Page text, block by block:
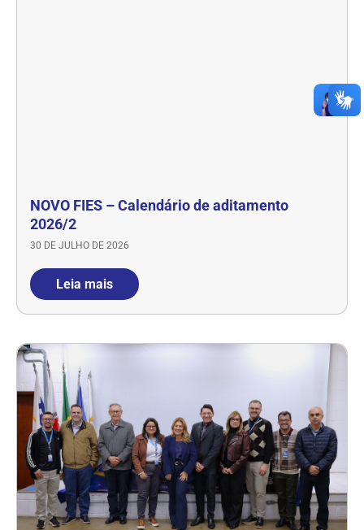
NOVO FIES – Calendário de aditamento
2026/2
30 DE JULHO DE 2026
Leia mais